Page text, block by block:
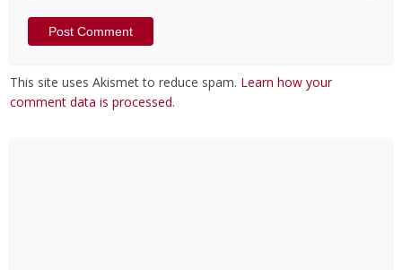
This site uses Akismet to reduce spam. Learn how your
comment data is processed.